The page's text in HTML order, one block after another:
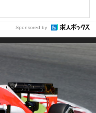
Sponsored by